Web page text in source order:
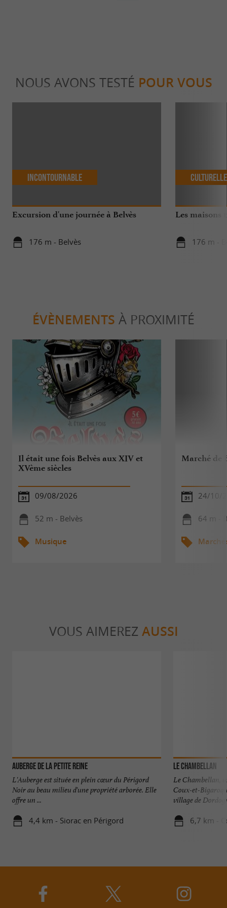
NOUS AVONS TESTÉ POUR VOUS
Excursion d'une journée à Belvès
176 m - Belvès
Incontournable
Les maisons
176 m -
Culturelle
ÉVÈNEMENTS À PROXIMITÉ
Il était une fois Belvès aux XIV et
XVème siècles
09/08/2026
52 m - Belvès
Musique
Marché de
24/10/
64 m -
VOUS AIMEREZ AUSSI
Auberge de la Petite Reine
L'Auberge est située en plein cœur du Périgord
Noir au beau milieu d'une propriété arborée. Elle
offre un ...
4,4 km - Siorac en Périgord
Le Chambellan
Le Chambellan,
Coux-et-
village de
6,7 km -